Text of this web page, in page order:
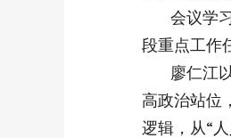
会议学
段重点工作
廖仁江
高政治站位
逻辑，从“